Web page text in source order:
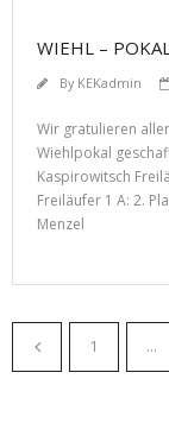
WIEHL –
By KEKadmin
Wir gratulieren
Wiehlpokal
Kaspirowitsch
Freiläufer 1 A: 2.
Menzel
1 …